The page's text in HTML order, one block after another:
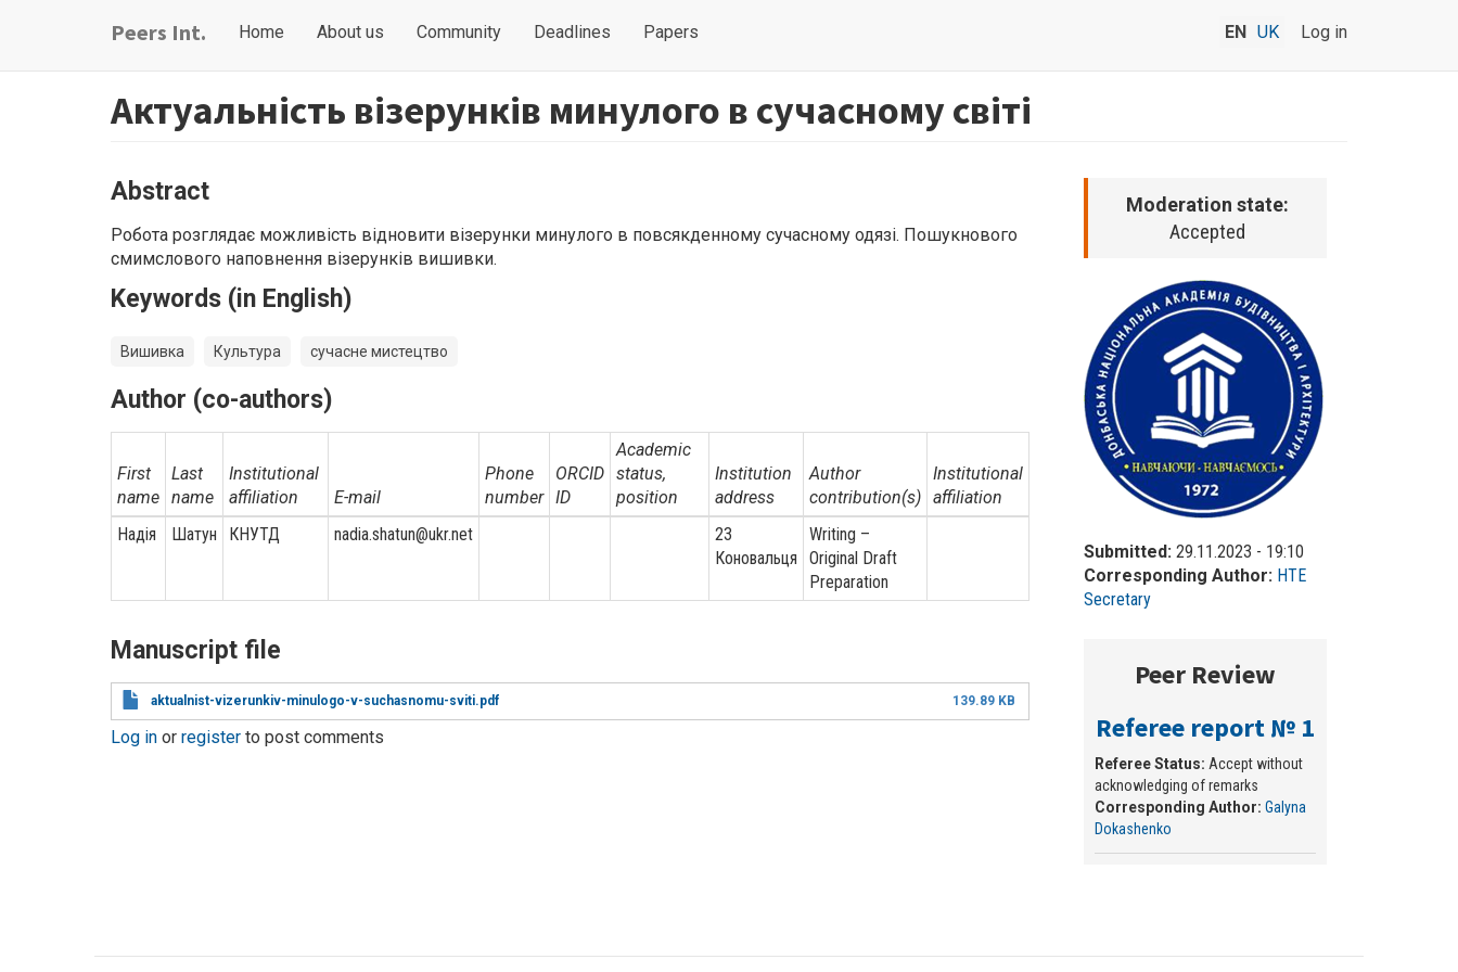
Peers Int.
Main
Home About us Community Deadlines Papers
User
menu
Log in
EN UK
Актуальність візерунків минулого в сучасному світі
Abstract
Робота розглядає можливість відновити візерунки минулого в повсякденному сучасному одязі. Пошукнового
смимслового наповнення візерунків вишивки.
Keywords (in English)
Вишивка Культура сучасне мистецтво
Author (co-authors)
First
name
Last
name
Institutional
affiliation
E-mail
Phone
number
ORCID
ID
Academic
status,
position
Institution
address
Author
contribution(s)
Institutional
affiliation
Надія
Шатун КНУТД nadia.shatun@ukr.net
23
Коновальця
Writing –
Original Draft
Preparation
Manuscript file
aktualnist-vizerunkiv-minulogo-v-suchasnomu-sviti.pdf 139.89 KB
Log in or register to post comments
Moderation state:
Accepted
Submitted: 29.11.2023 - 19:10
Corresponding Author: HTE
Secretary
Peer Review
Referee report № 1
Referee Status: Accept without
acknowledging of remarks
Corresponding Author: Galyna
Dokashenko